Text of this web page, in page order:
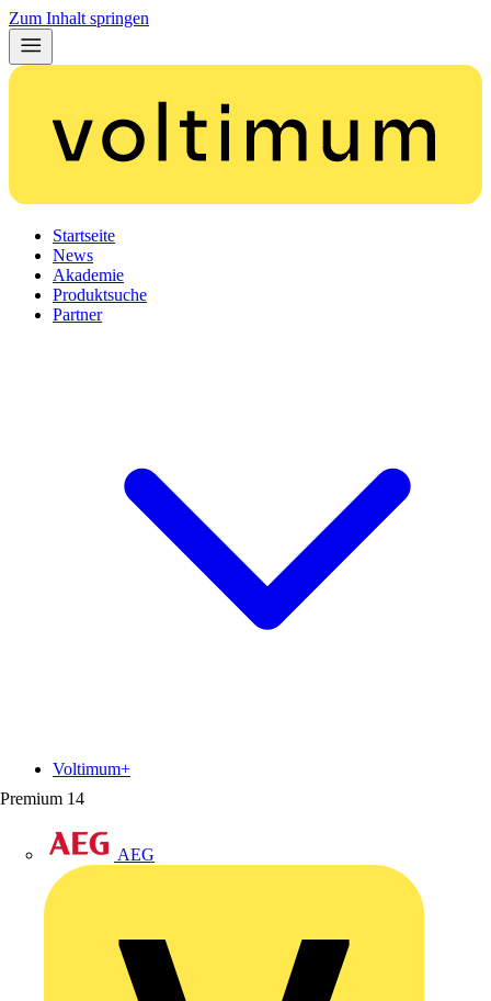
Zum Inhalt springen
Startseite
News
Akademie
Produktsuche
Partner
Premium 14
AEG
Voltimum+